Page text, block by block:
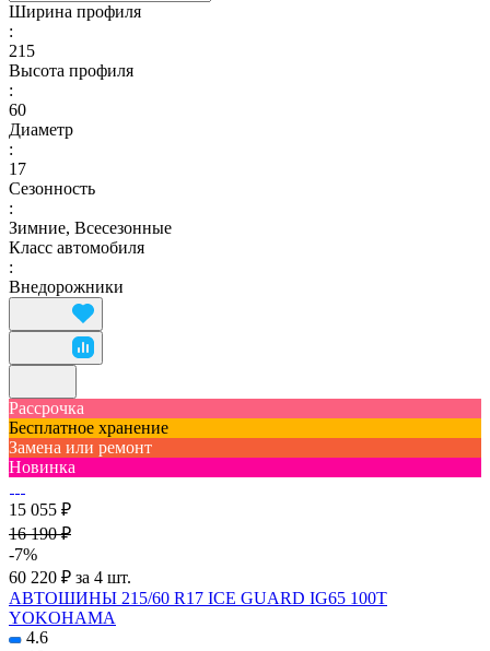
Ширина профиля
:
215
Высота профиля
:
60
Диаметр
:
17
Сезонность
:
Зимние, Всесезонные
Класс автомобиля
:
Внедорожники
Рассрочка
Бесплатное хранение
Замена или ремонт
Новинка
15 055 ₽
16 190 ₽
-7%
60 220 ₽ за 4 шт.
АВТОШИНЫ 215/60 R17 ICE GUARD IG65 100T
YOKOHAMA
4.6